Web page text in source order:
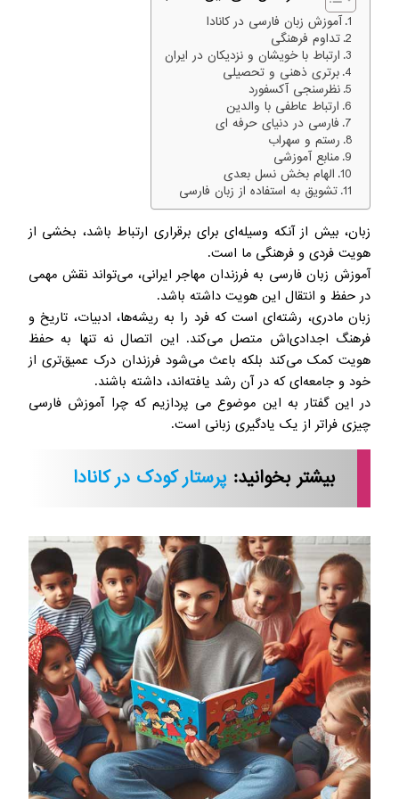
آموزش زبان فارسی در کانادا
تداوم فرهنگی
ارتباط با خویشان و نزدیکان در ایران
برتری ذهنی و تحصیلی
نظرسنجی آکسفورد
ارتباط عاطفی با والدین
فارسی در دنیای حرفه ای
رستم و سهراب
منابع آموزشی
الهام بخش نسل بعدی
تشویق به استفاده از زبان فارسی
زبان، بیش از آنکه وسیله‌ای برای برقراری ارتباط باشد، بخشی از
هویت فردی و فرهنگی ما است.
آموزش زبان فارسی به فرزندان مهاجر ایرانی، می‌تواند نقش مهمی
در حفظ و انتقال این هویت داشته باشد.
زبان مادری، رشته‌ای است که فرد را به ریشه‌ها، ادبیات، تاریخ و
فرهنگ اجدادی‌اش متصل می‌کند. این اتصال نه تنها به حفظ
هویت کمک می‌کند بلکه باعث می‌شود فرزندان درک عمیق‌تری از
خود و جامعه‌ای که در آن رشد یافته‌اند، داشته باشند.
در این گفتار به این موضوع می پردازیم که چرا آموزش فارسی
چیزی فراتر از یک یادگیری زبانی است.
بیشتر بخوانید: پرستار کودک در کانادا